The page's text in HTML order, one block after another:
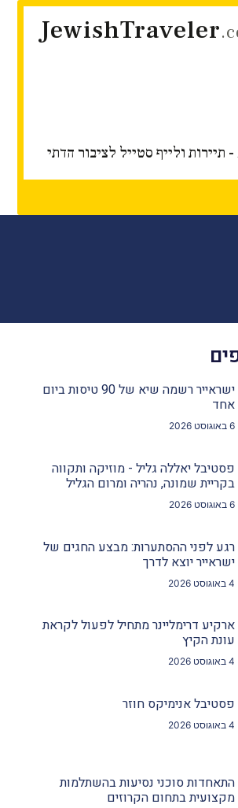
JewishTraveler
- תיירות ולייף סטייל לציבור הדתי
ישראייר רשמה שיא של 90 טיסות ביום
אחד
6 באוגוסט 2026
פסטיבל יאללה גליל - מוזיקה ותקווה
בקריית שמונה, נהריה ומרום הגליל
6 באוגוסט 2026
רגע לפני ההסתערות: מבצע החגים של
ישראייר יוצא לדרך
4 באוגוסט 2026
ארקיע דרימליינר מתחיל לפעול לקראת
עונת הקיץ
4 באוגוסט 2026
פסטיבל אנימיקס חוזר
4 באוגוסט 2026
התאחדות סוכני נסיעות בהשתלמות
מקצועית בתחום הקרוזים